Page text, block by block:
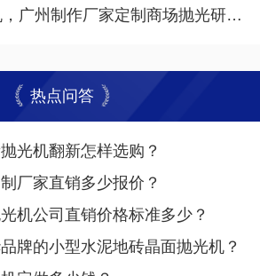
州制作厂家定制商场抛光研磨形式！
热点问答
光机翻新怎样选购？
厂家直销多少报价？
机公司直销价格标准多少？
牌的小型水泥地砖晶面抛光机？